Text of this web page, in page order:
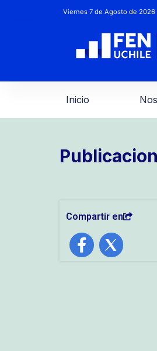
Viernes 7 de Agosto de 2026
Inicio
Compartir en